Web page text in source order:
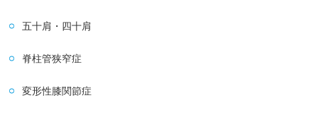
五十肩・四十肩
脊柱管狭窄症
変形性膝関節症